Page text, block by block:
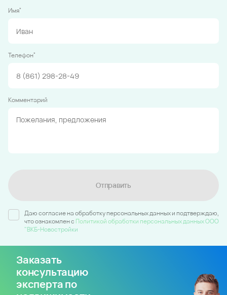
Имя*
Телефон*
Комментарий
Отправить
Даю согласие на обработку персональных данных и подтверждаю,
что ознакомлен c Политикой обработки персональных данных ООО
"ВКБ-Новостройки
Заказать
консультацию
эксперта по